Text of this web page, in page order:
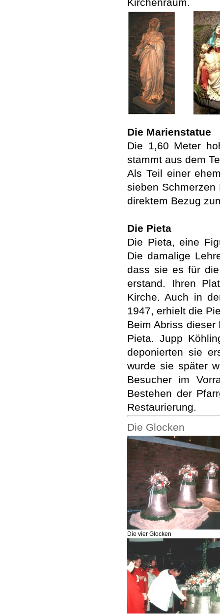
Die Marienstatue
Die 1,60 Meter
stammt aus dem
Als Teil einer
sieben
direktem Bezug
Die Pieta
Die Pieta, eine
Die damalige
dass sie es für
erstand. Ihren
Kirche. Auch in
1947, erhielt die
Beim Abriss
Pieta. Jupp
deponierten sie
wurde sie später
Besucher im
Bestehen der
Restaurierung.
Die Glocken
Die vier Glocken